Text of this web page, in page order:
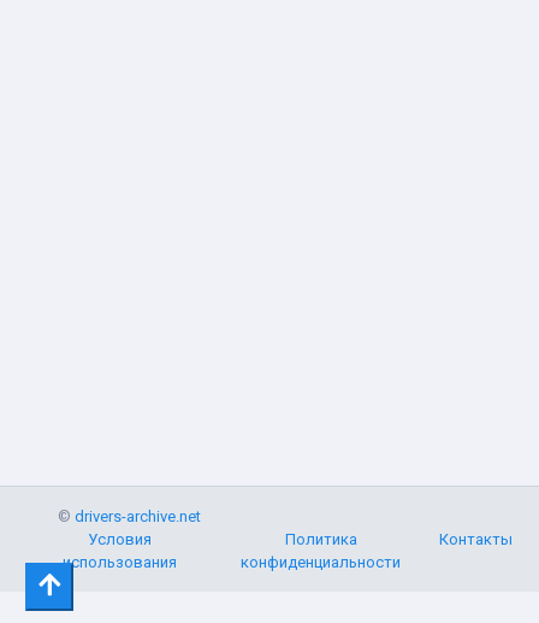
©drivers-archive.net
Условия
использования
Политика
конфиденциальности
Контакты